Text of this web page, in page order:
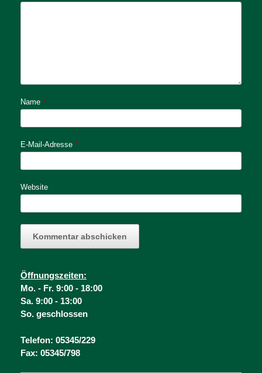
Name *
E-Mail-Adresse *
Website
Öffnungszeiten:
Mo. - Fr. 9:00 - 18:00
Sa. 9:00 - 13:00
So. geschlossen
Telefon: 05345/229
Fax: 05345/798